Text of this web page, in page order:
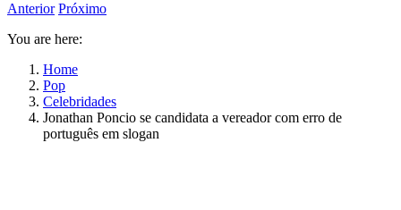
Anterior Próximo
You are here:
Home
Pop
Celebridades
Jonathan Poncio se candidata a vereador com erro de
português em slogan